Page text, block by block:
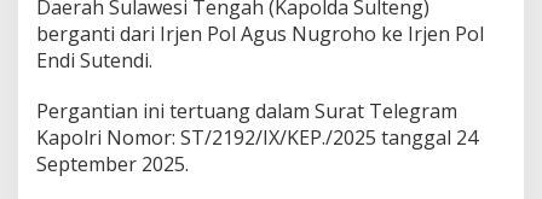
Daerah Sulawesi Tengah (Kapolda Sulteng)
berganti dari Irjen Pol Agus Nugroho ke Irjen Pol
Endi Sutendi.
Pergantian ini tertuang dalam Surat Telegram
Kapolri Nomor: ST/2192/IX/KEP./2025 tanggal 24
September 2025.